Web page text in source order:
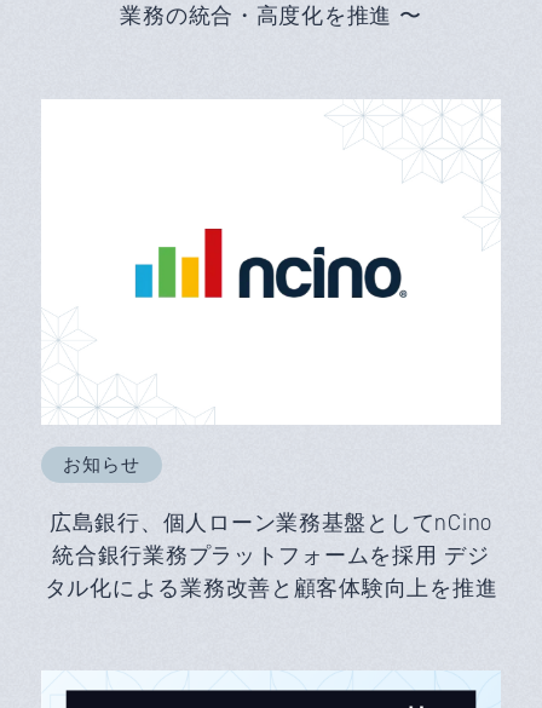
業務の統合・高度化を推進 〜
お知らせ
広島銀行、個人ローン業務基盤としてnCino
統合銀行業務プラットフォームを採用 デジ
タル化による業務改善と顧客体験向上を推進